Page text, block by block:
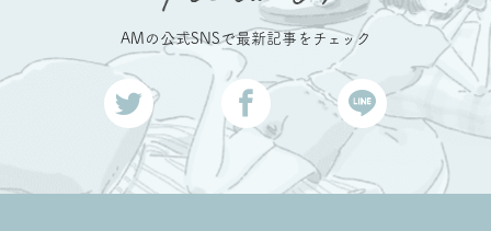
AMの公式SNSで最新記事をチェック